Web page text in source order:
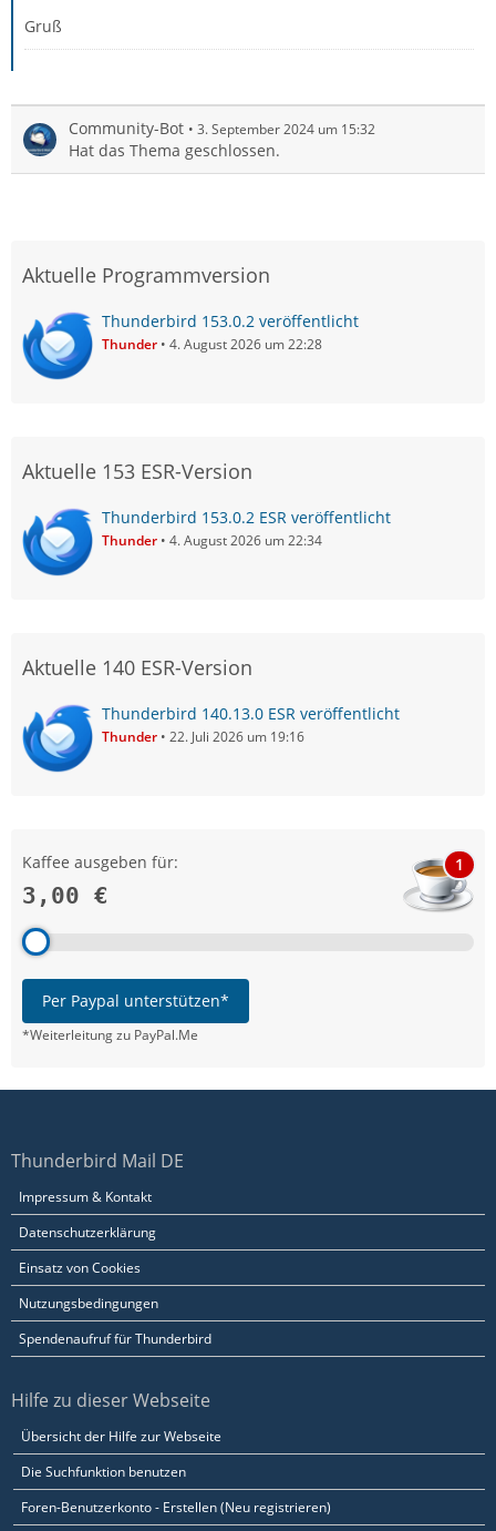
Gruß
Community-Bot 3. September 2024 um 15:32
Hat das Thema geschlossen.
Aktuelle Programmversion
Thunderbird 153.0.2 veröffentlicht
Thunder 4. August 2026 um 22:28
Aktuelle 153 ESR-Version
Thunderbird 153.0.2 ESR veröffentlicht
Thunder 4. August 2026 um 22:34
Aktuelle 140 ESR-Version
Thunderbird 140.13.0 ESR veröffentlicht
Thunder 22. Juli 2026 um 19:16
Kaffee ausgeben für:
3,00 €
1
Per Paypal unterstützen*
*Weiterleitung zu PayPal.Me
Thunderbird Mail DE
Impressum & Kontakt
Datenschutzerklärung
Einsatz von Cookies
Nutzungsbedingungen
Spendenaufruf für Thunderbird
Hilfe zu dieser Webseite
Übersicht der Hilfe zur Webseite
Die Suchfunktion benutzen
Foren-Benutzerkonto - Erstellen (Neu registrieren)